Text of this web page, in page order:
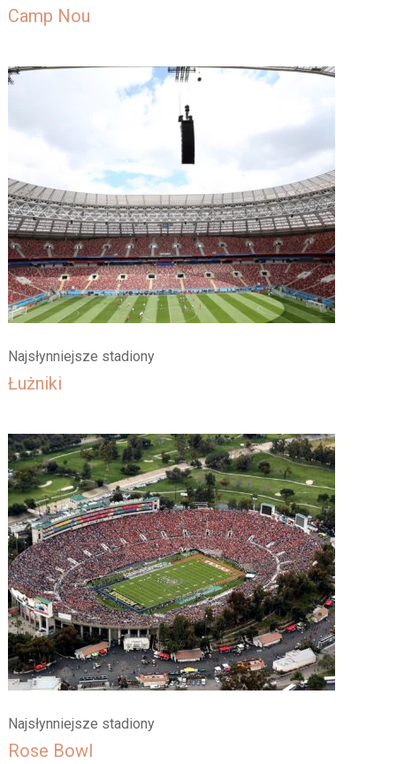
Camp Nou
Najsłynniejsze stadiony
Łużniki
Najsłynniejsze stadiony
Rose Bowl